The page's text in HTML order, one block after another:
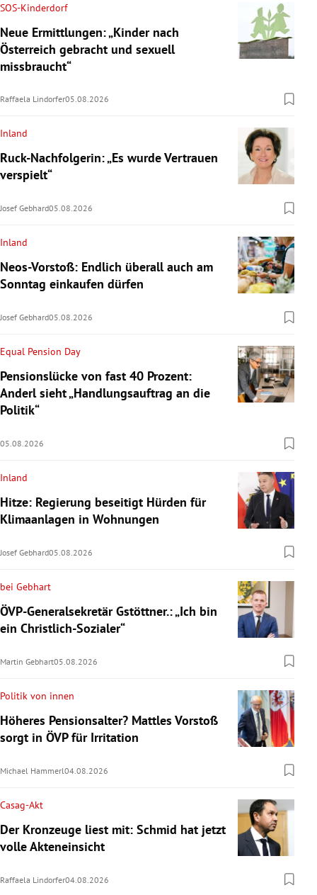
SOS-Kinderdorf
Neue Ermittlungen: „Kinder nach
Österreich gebracht und sexuell
missbraucht“
Raffaela Lindorfer05.08.2026
Inland
Ruck-Nachfolgerin: „Es wurde Vertrauen
verspielt“
Josef Gebhard05.08.2026
Inland
Neos-Vorstoß: Endlich überall auch am
Sonntag einkaufen dürfen
Josef Gebhard05.08.2026
Equal Pension Day
Pensionslücke von fast 40 Prozent:
Anderl sieht „Handlungsauftrag an die
Politik“
05.08.2026
Inland
Hitze: Regierung beseitigt Hürden für
Klimaanlagen in Wohnungen
Josef Gebhard05.08.2026
bei Gebhart
ÖVP-Generalsekretär Gstöttner.: „Ich bin
ein Christlich-Sozialer“
Martin Gebhart05.08.2026
Politik von innen
Höheres Pensionsalter? Mattles Vorstoß
sorgt in ÖVP für Irritation
Michael Hammerl04.08.2026
Casag-Akt
Der Kronzeuge liest mit: Schmid hat jetzt
volle Akteneinsicht
Raffaela Lindorfer04.08.2026